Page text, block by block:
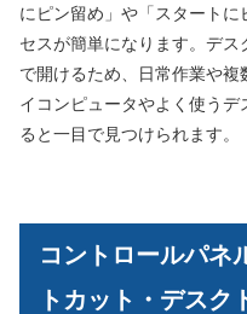
にピン留め」や「スタート
セスが簡単になります。デ
で開けるため、日常作業や
イコンピュータやよく使う
ると一目で見つけられます。
コントロールパネ
トカット・デス